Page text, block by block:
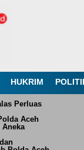
HUKRIM
Perluas
Aceh
Aneka